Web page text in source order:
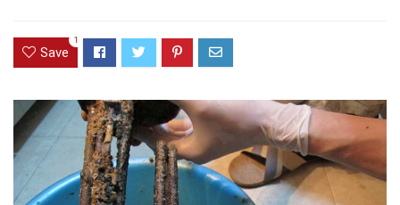
Save
1